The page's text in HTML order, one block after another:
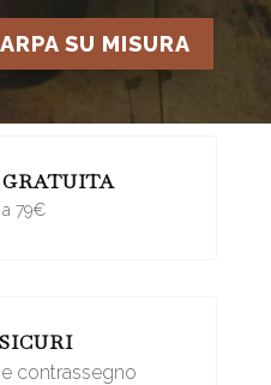
SU MISURA
a 79€
contrassegno